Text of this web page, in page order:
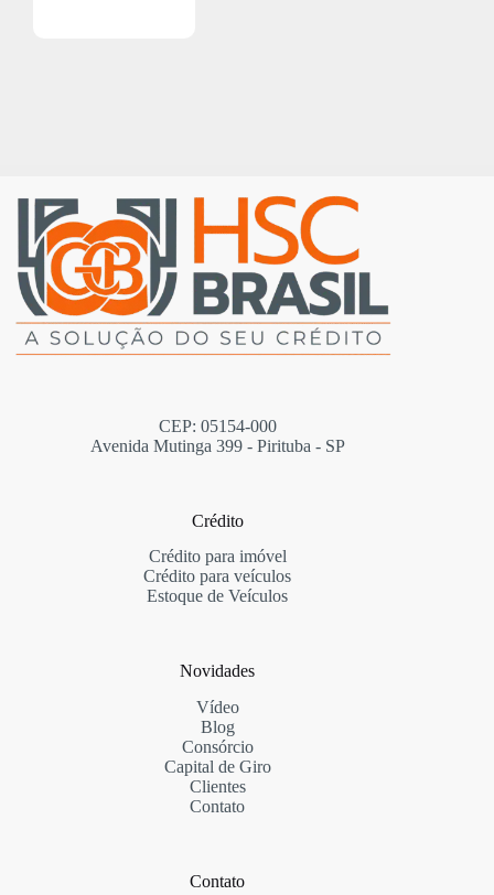
CEP: 05154-000
Avenida Mutinga 399 - Pirituba - SP
Crédito
Crédito para imóvel
Crédito para veículos
Estoque de Veículos
Novidades
Vídeo
Blog
Consórcio
Capital de Giro
Clientes
Contato
Contato